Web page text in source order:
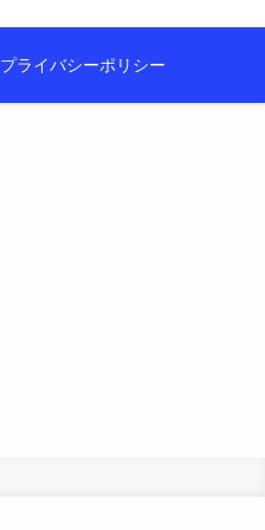
プライバシーポリシー